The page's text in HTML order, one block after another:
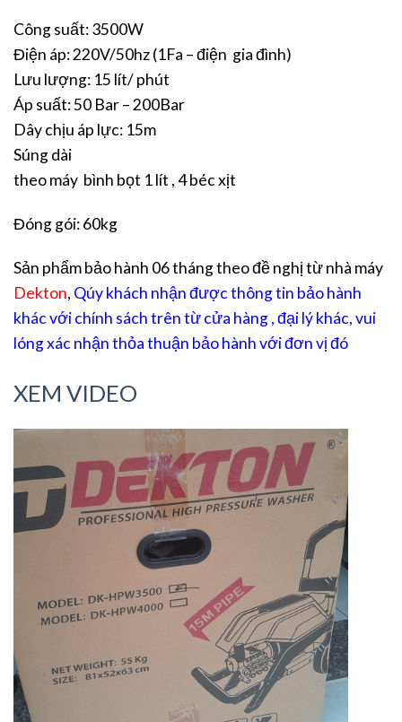
Công suất: 3500W
Điện áp: 220V/50hz (1Fa – điện gia đình)
Lưu lượng: 15 lít/ phút
Áp suất: 50 Bar – 200Bar
Dây chịu áp lực: 15m
Súng dài
theo máy bình bọt 1 lít , 4 béc xịt
Đóng gói: 60kg
Sản phẩm bảo hành 06 tháng theo đề nghị từ nhà máy
Dekton, Qúy khách nhận được thông tin bảo hành
khác với chính sách trên từ cửa hàng , đại lý khác, vui
lóng xác nhận thỏa thuận bảo hành với đơn vị đó
XEM VIDEO